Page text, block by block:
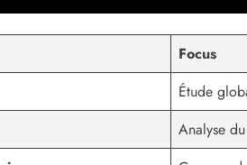
Focus
Étude
Analyse